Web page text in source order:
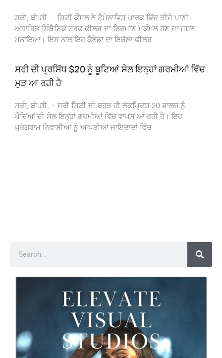
ਸਰੀ, ਬੀ.ਸੀ. – ਸਿਟੀ ਕੌਂਸਲ ਨੇ ਟੈਮੇਨਾਵਿਸ ਪਾਰਕ ਵਿੱਚ ਤੀਜੇ ਪਾਣੀ-
ਅਧਾਰਿਤ ਸਿੰਥੈਟਿਕ ਟਰਫ਼ ਫੀਲਡ ਦਾ ਨਿਰਮਾਣ ਮੁਕੰਮਲ ਹੋਣ ਦਾ ਜਸ਼ਨ
ਮਨਾਇਆ। ਇਸ ਨਾਲ ਇਹ ਕੈਨੇਡਾ ਦਾ ਇਕੱਲਾ ਫੀਲਡ
ਸਰੀ ਦੀ ਪ੍ਰਸਿੱਧ $20 ਨੂੰ ਬੂਟਿਆਂ ਸੇਲ ਇਨ੍ਹਾਂ ਗਰਮੀਆਂ ਵਿੱਚ
ਮੁੜ ਆ ਰਹੀ ਹੈ
ਸਰੀ, ਬੀ.ਸੀ. – ਸਰੀ ਸਿਟੀ ਦੀ ਬਹੁਤ ਹੀ ਲੋਕਪ੍ਰਿਯ 20 ਡਾਲਰ ਨੂੰ
ਪੌਦਿਆਂ ਦੀ ਸੇਲ ਇਨ੍ਹਾਂ ਗਰਮੀਆਂ ਵਿੱਚ ਵਾਪਸ ਆ ਰਹੀ ਹੈ। ਇਹ
ਪ੍ਰੋਗਰਾਮ ਨਿਵਾਸੀਆਂ ਨੂੰ ਆਪਣੀਆਂ ਜਾਇਦਾਦਾਂ ਵਿੱਚ